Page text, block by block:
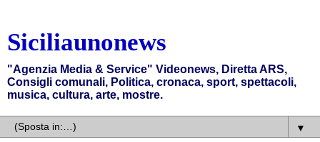
Siciliaunonews
"Agenzia Media & Service" Videonews, Diretta ARS,
Consigli comunali, Politica, cronaca, sport, spettacoli,
musica, cultura, arte, mostre.
▼